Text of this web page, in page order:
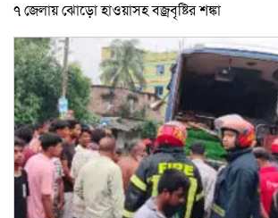
৭ জেলায় ঝোড়ো হাওয়াসহ বজ্রবৃষ্টির শঙ্কা